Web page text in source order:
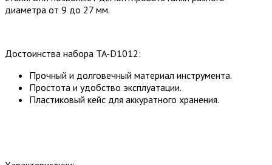
диаметра от 9 до 27 мм.
Достоинства набора TA-D1012:
Прочный и долговечный материал инструмента.
Простота и удобство эксплуатации.
Пластиковый кейс для аккуратного хранения.